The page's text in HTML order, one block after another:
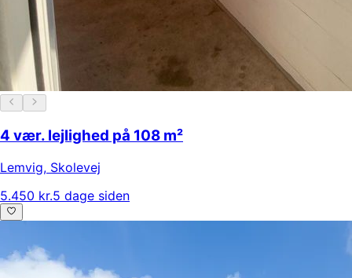
4 vær. lejlighed på 108 m²
Lemvig, Skolevej
5.450 kr.5 dage siden